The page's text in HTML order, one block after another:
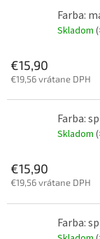
Farba:
Skladom
€15,90
€19,56 vrátane DPH
Farba:
Skladom
€15,90
€19,56 vrátane DPH
Farba: